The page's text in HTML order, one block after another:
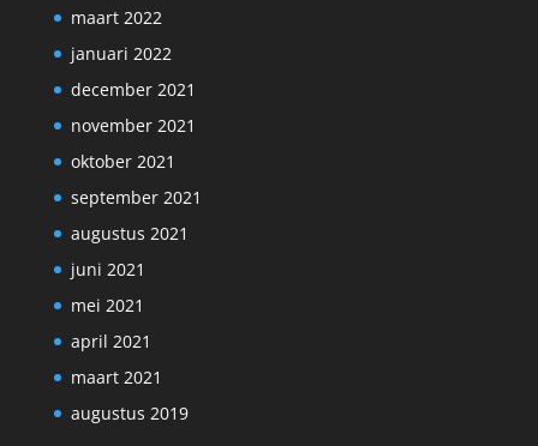
maart 2022
januari 2022
december 2021
november 2021
oktober 2021
september 2021
augustus 2021
juni 2021
mei 2021
april 2021
maart 2021
augustus 2019